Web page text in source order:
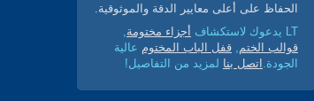
الحفاظ على أعلى معايير الدقة والموثوقية.
LT يدعوك لاستكشاف
أجزاء مختومة,
قوالب الختم, قفل الباب المختوم عالية
الجودة. اتصل بنا لمزيد من التفاصيل!